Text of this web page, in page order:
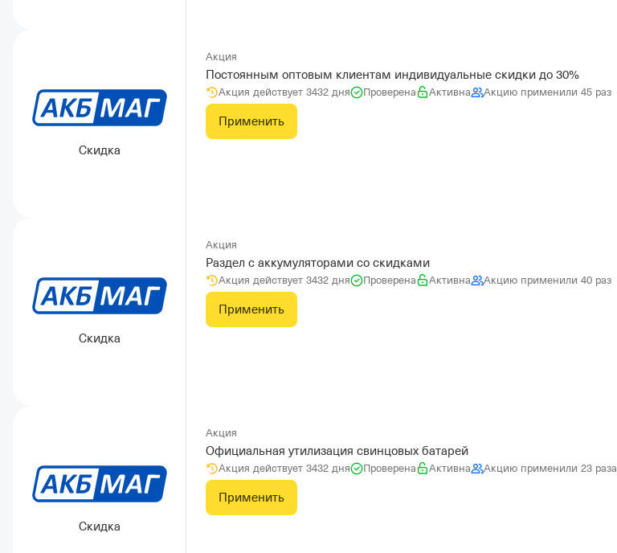
Скидка
Акция
Постоянным оптовым клиентам индивидуальные скидки до 30%
Акция действует 3432 дня Проверена Активна Акцию применили 45 раз
Применить
Скидка
Акция
Раздел с аккумуляторами со скидками
Акция действует 3432 дня Проверена Активна Акцию применили 40 раз
Применить
Скидка
Акция
Официальная утилизация свинцовых батарей
Акция действует 3432 дня Проверена Активна Акцию применили 23 раза
Применить